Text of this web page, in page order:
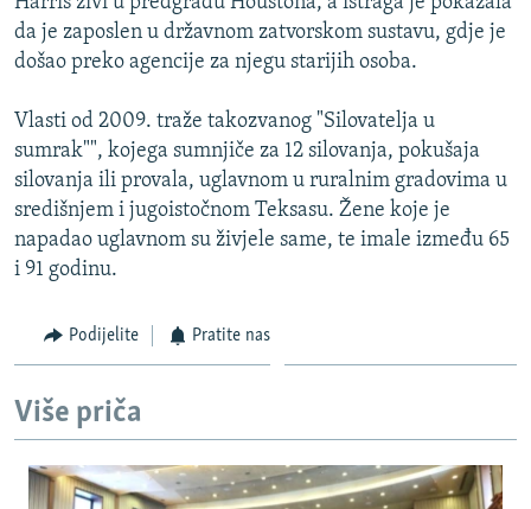
POPLAVE I KLIZIŠTA U BIH 2024.
TV LIBERTY
POST SCRIPTUM
MOJA EVROPA
TRI DECENIJE OD RATA U BIH
SVE KARTE DEJTONA
Sve RFE/RL stranice
da je zaposlen u državnom zatvorskom sustavu, gdje je
došao preko agencije za njegu starijih osoba.
Vlasti od 2009. traže takozvanog "Silovatelja u
sumrak"", kojega sumnjiče za 12 silovanja, pokušaja
silovanja ili provala, uglavnom u ruralnim gradovima u
središnjem i jugoistočnom Teksasu. Žene koje je
napadao uglavnom su živjele same, te imale između 65
i 91 godinu.
Podijelite Pratite nas
Više priča